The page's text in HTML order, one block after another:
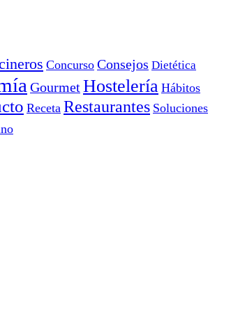
Concurso Consejos Dietética
GourmetHostelería Hábitos
Receta Restaurantes Soluciones